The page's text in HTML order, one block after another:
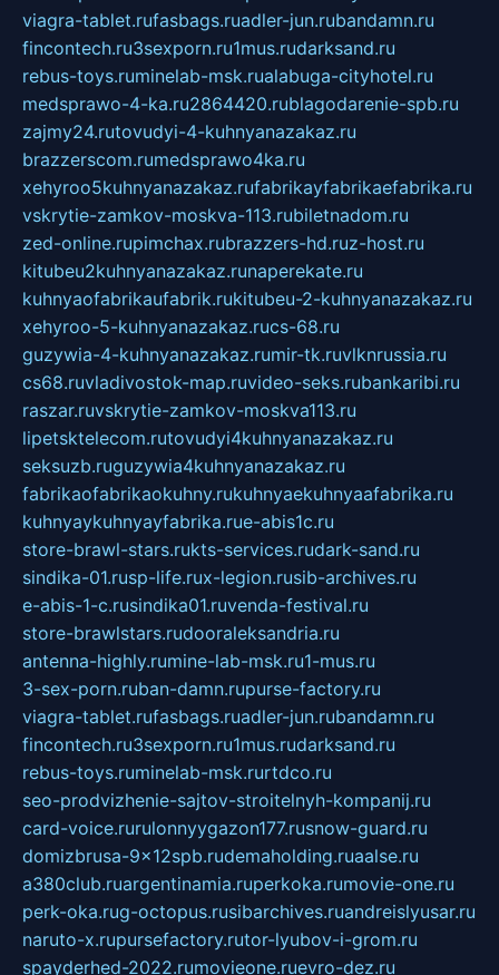
viagra-tablet.rufasbags.ruadler-jun.rubandamn.ru
fincontech.ru3sexporn.ru1mus.rudarksand.ru
rebus-toys.ruminelab-msk.rualabuga-cityhotel.ru
medsprawo-4-ka.ru2864420.rublagodarenie-spb.ru
zajmy24.rutovudyi-4-kuhnyanazakaz.ru
brazzerscom.rumedsprawo4ka.ru
xehyroo5kuhnyanazakaz.rufabrikayfabrikaefabrika.ru
vskrytie-zamkov-moskva-113.rubiletnadom.ru
zed-online.rupimchax.rubrazzers-hd.ruz-host.ru
kitubeu2kuhnyanazakaz.runaperekate.ru
kuhnyaofabrikaufabrik.rukitubeu-2-kuhnyanazakaz.ru
xehyroo-5-kuhnyanazakaz.rucs-68.ru
guzywia-4-kuhnyanazakaz.rumir-tk.ruvlknrussia.ru
cs68.ruvladivostok-map.ruvideo-seks.rubankaribi.ru
raszar.ruvskrytie-zamkov-moskva113.ru
lipetsktelecom.rutovudyi4kuhnyanazakaz.ru
seksuzb.ruguzywia4kuhnyanazakaz.ru
fabrikaofabrikaokuhny.rukuhnyaekuhnyaafabrika.ru
kuhnyaykuhnyayfabrika.rue-abis1c.ru
store-brawl-stars.rukts-services.rudark-sand.ru
sindika-01.rusp-life.rux-legion.rusib-archives.ru
e-abis-1-c.rusindika01.ruvenda-festival.ru
store-brawlstars.rudooraleksandria.ru
antenna-highly.rumine-lab-msk.ru1-mus.ru
3-sex-porn.ruban-damn.rupurse-factory.ru
viagra-tablet.rufasbags.ruadler-jun.rubandamn.ru
fincontech.ru3sexporn.ru1mus.rudarksand.ru
rebus-toys.ruminelab-msk.rurtdco.ru
seo-prodvizhenie-sajtov-stroitelnyh-kompanij.ru
card-voice.rurulonnyygazon177.rusnow-guard.ru
domizbrusa-9x12spb.rudemaholding.ruaalse.ru
a380club.ruargentinamia.ruperkoka.rumovie-one.ru
perk-oka.rug-octopus.rusibarchives.ruandreislyusar.ru
naruto-x.rupursefactory.rutor-lyubov-i-grom.ru
spayderhed-2022.rumovieone.ruevro-dez.ru